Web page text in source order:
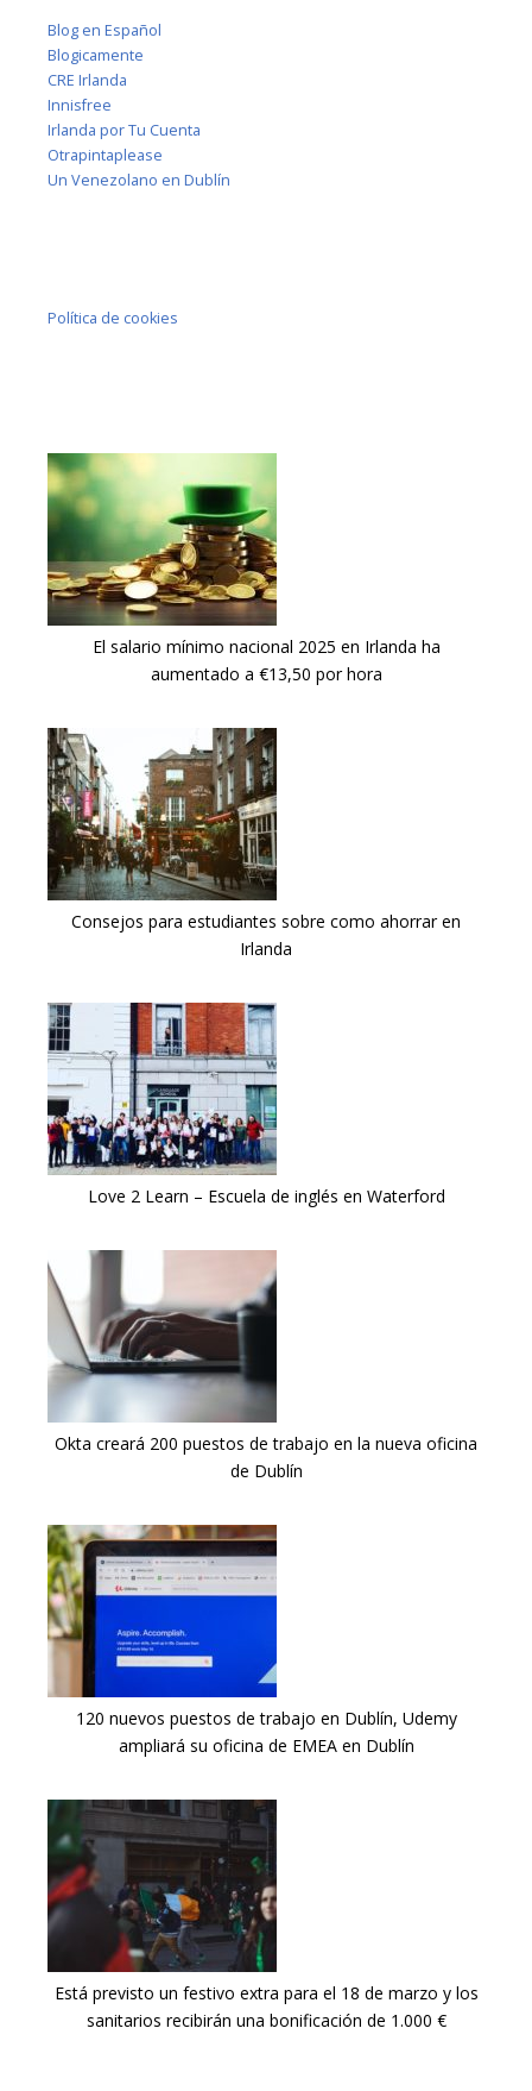
Blog en Español
Blogicamente
CRE Irlanda
Innisfree
Irlanda por Tu Cuenta
Otrapintaplease
Un Venezolano en Dublín
Política de cookies
El salario mínimo nacional 2025 en Irlanda ha
aumentado a €13,50 por hora
Consejos para estudiantes sobre como ahorrar en
Irlanda
Love 2 Learn – Escuela de inglés en Waterford
Okta creará 200 puestos de trabajo en la nueva oficina
de Dublín
120 nuevos puestos de trabajo en Dublín, Udemy
ampliará su oficina de EMEA en Dublín
Está previsto un festivo extra para el 18 de marzo y los
sanitarios recibirán una bonificación de 1.000 €